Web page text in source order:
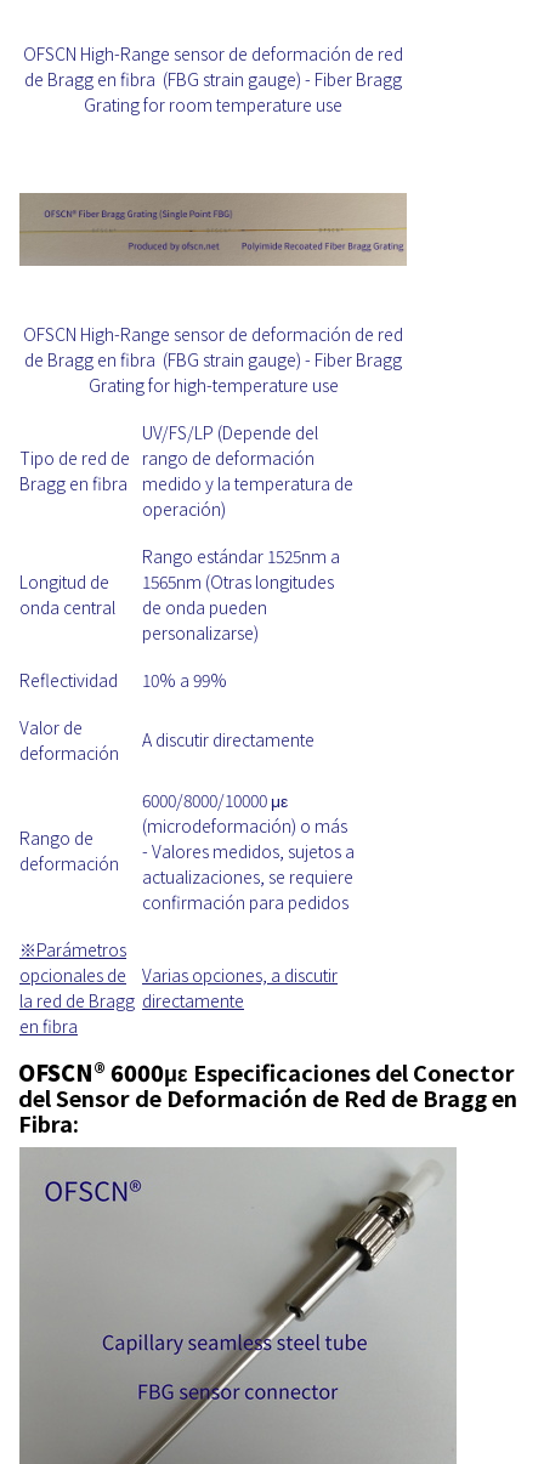
OFSCN High-Range sensor de deformación de red
de Bragg en fibra (FBG strain gauge) - Fiber Bragg
Grating for room temperature use
OFSCN High-Range sensor de deformación de red
de Bragg en fibra (FBG strain gauge) - Fiber Bragg
Grating for high-temperature use
Tipo de red de
Bragg en fibra
UV/FS/LP (Depende del
rango de deformación
medido y la temperatura de
operación)
Longitud de
onda central
Rango estándar 1525nm a
1565nm (Otras longitudes
de onda pueden
personalizarse)
Reflectividad
10% a 99%
Valor de
deformación
A discutir directamente
Rango de
deformación
6000/8000/10000 με
(microdeformación) o más
- Valores medidos, sujetos a
actualizaciones, se requiere
confirmación para pedidos
※Parámetros
opcionales de
la red de Bragg
en fibra
Varias opciones, a discutir
directamente
OFSCN® 6000με Especificaciones del Conector
del Sensor de Deformación de Red de Bragg en
Fibra: